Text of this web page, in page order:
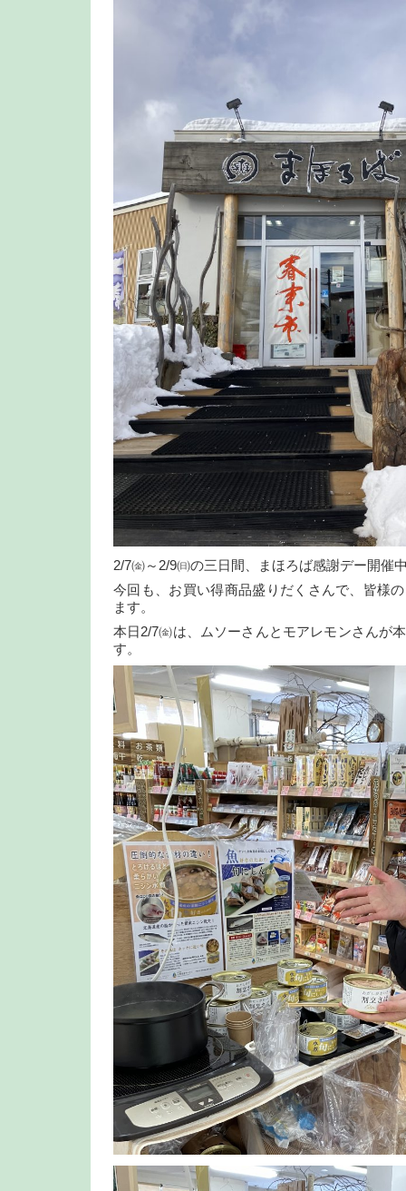
2/7㈮～2/9㈰の三日間、まほろば感謝デー開催
今回も、お買い得商品盛りだくさんで、皆様
ます。
本日2/7㈮は、ムソーさんとモアレモンさんが
す。